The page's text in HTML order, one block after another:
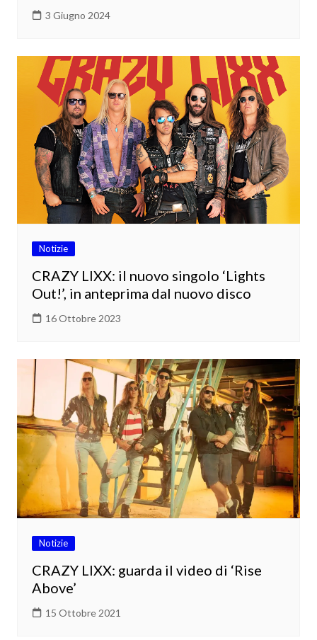
3 Giugno 2024
Notizie
CRAZY LIXX: il nuovo singolo ‘Lights
Out!’, in anteprima dal nuovo disco
16 Ottobre 2023
Notizie
CRAZY LIXX: guarda il video di ‘Rise
Above’
15 Ottobre 2021